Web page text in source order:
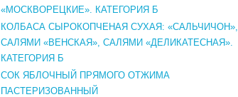
«МОСКВОРЕЦКИЕ». КАТЕГОРИЯ Б
КОЛБАСА СЫРОКОПЧЕНАЯ СУХАЯ: «САЛЬЧИЧОН»,
САЛЯМИ «ВЕНСКАЯ», САЛЯМИ «ДЕЛИКАТЕСНАЯ».
КАТЕГОРИЯ Б
СОК ЯБЛОЧНЫЙ ПРЯМОГО ОТЖИМА
ПАСТЕРИЗОВАННЫЙ